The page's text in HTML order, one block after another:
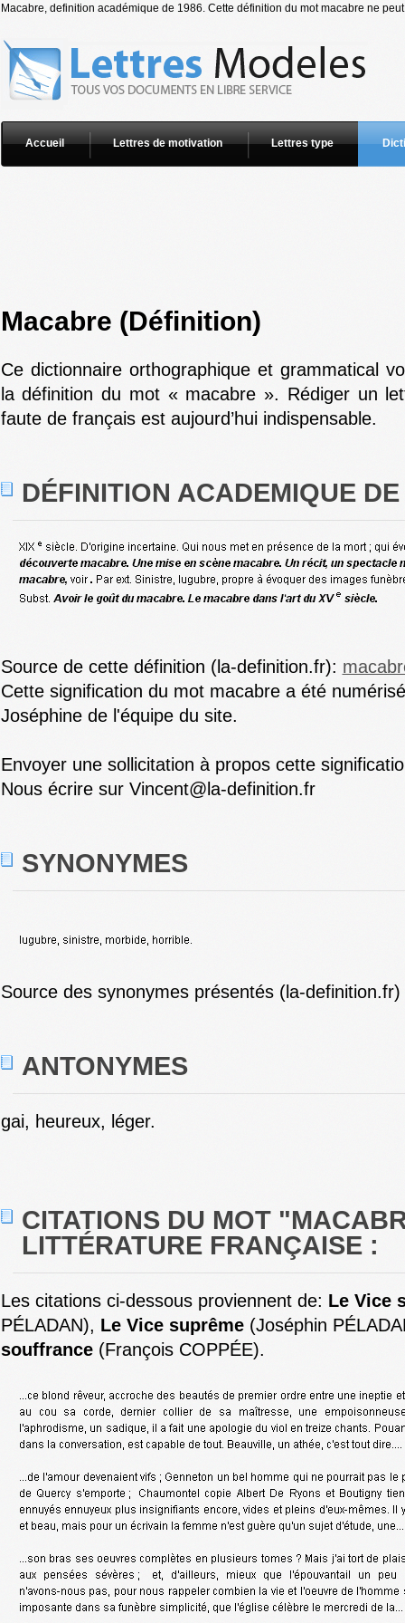
Macabre, definition académique de 1986. Cette définition du mot macabre ne
Accueil Lettres de motivation Lettres type
Macabre (Définition)
Ce dictionnaire orthographique et grammatical
la définition du mot « macabre ». Rédiger un
faute de français est aujourd’hui indispensable.
DÉFINITION ACADEMIQUE
Source de cette définition (la-definition.fr):
Cette signification du mot macabre a été
Joséphine de l'équipe du site.
Envoyer une sollicitation à propos cette
Nous écrire sur Vincent@la-definition.fr
SYNONYMES
Source des synonymes présentés (la-
ANTONYMES
gai, heureux, léger.
CITATIONS DU MOT
LITTÉRATURE FRANÇAISE :
Les citations ci-dessous proviennent de: Le Vice
PÉLADAN), Le Vice suprême(Joséphin
souffrance(François COPPÉE).